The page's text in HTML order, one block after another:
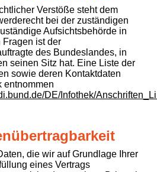
Verstöße steht dem
bei der zuständigen
Aufsichtsbehörde in
ist der
des Bundeslandes, in
seinen Sitz hat. Eine Liste der
sowie deren Kontaktdaten
entnommen
DE/Infothek/
die wir auf Grundlage Ihrer
eines Vertrags